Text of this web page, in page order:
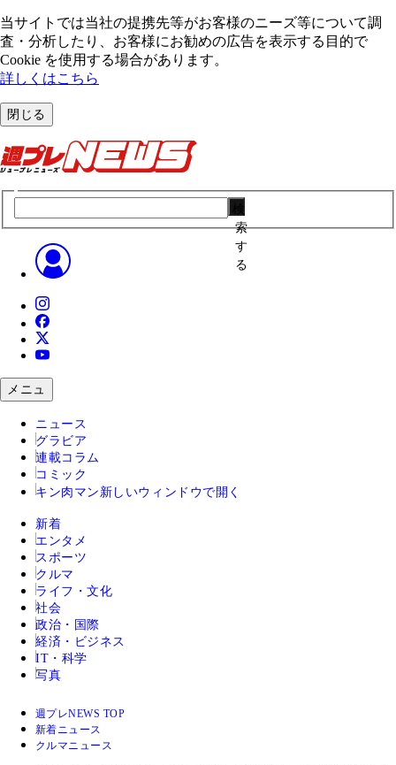
当サイトでは当社の提携先等がお客様のニーズ等について調
査・分析したり、お客様にお勧めの広告を表⽰する⽬的で
Cookie を使⽤する場合があります。
詳しくはこちら
閉じる
索
す
る
メニュ
ニュース
グラビア
連載コラム
コミック
キン肉マン 新しいウィンドウで開く
新着
エンタメ
スポーツ
クルマ
ライフ・文化
社会
政治・国際
経済・ビジネス
IT・科学
写真
週プレNEWS TOP
新着ニュース
クルマニュース